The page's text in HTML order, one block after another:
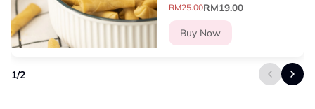
RM25.00RM19.00
Buy Now
1/2